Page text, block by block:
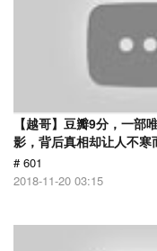
【越哥】豆瓣9分，一部
影，背后真相却让人不寒
# 601
2018-11-20 03:15